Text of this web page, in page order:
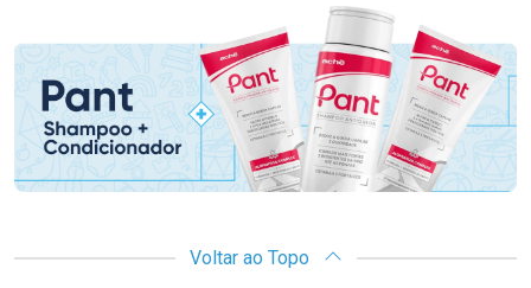
Voltar ao Topo